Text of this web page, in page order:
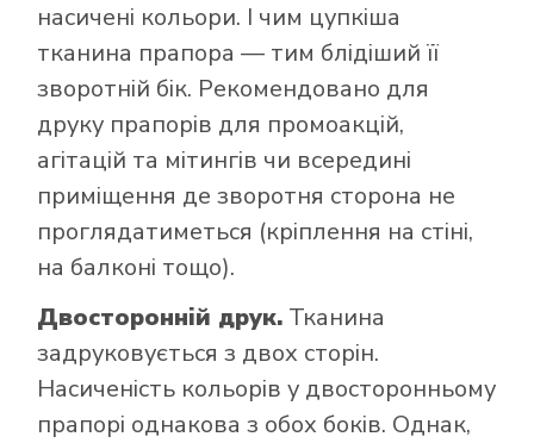
насичені кольори. І чим цупкіша
тканина прапора — тим блідіший її
зворотній бік. Рекомендовано для
друку прапорів для промоакцій,
агітацій та мітингів чи всередині
приміщення де зворотня сторона не
проглядатиметься (кріплення на стіні,
на балконі тощо).
Двосторонній друк. Тканина
задруковується з двох сторін.
Насиченість кольорів у двосторонньому
прапорі однакова з обох боків. Однак,